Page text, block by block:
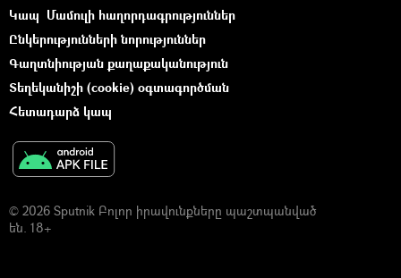
Կապ Մամուլի հաղորդագրություններ
Ընկերությունների նորություններ
Գաղտնիության քաղաքականություն
Տեղեկանիշի (cookie) օգտագործման
Հետադարձ կապ
© 2026 Sputnik Բոլոր իրավունքները պաշտպանված
են. 18+